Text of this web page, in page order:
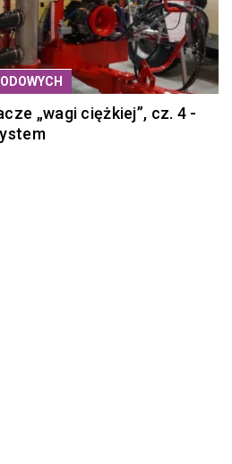
„wagi ciężkiej”, cz. 4 -